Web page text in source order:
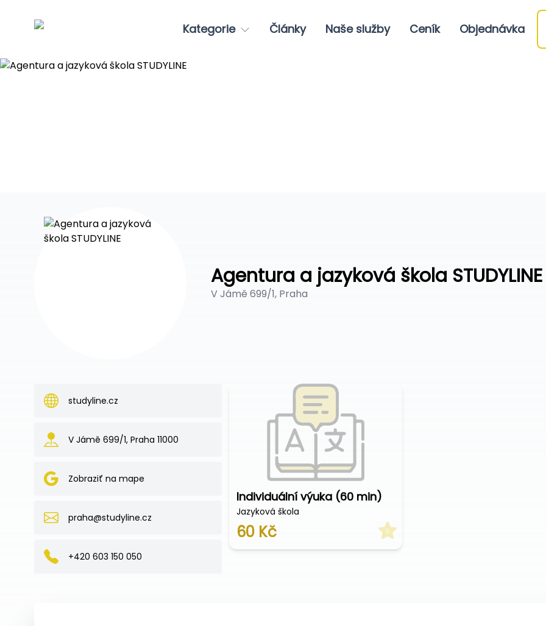
Kategorie Články Naše služby Ceník Objednávka
Agentura a jazyková škola STUDYLINE
V Jámě 699/1, Praha
studyline.cz
V Jámě 699/1, Praha 11000
Zobraziť na mape
praha@studyline.cz
+420 603 150 050
Individuální výuka (60 min)
Jazyková škola
60 Kč 0